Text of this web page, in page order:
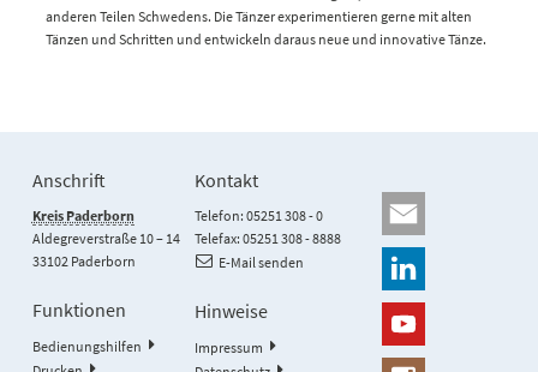
anderen Teilen Schwedens. Die Tänzer experimentieren gerne mit alten
Tänzen und Schritten und entwickeln daraus neue und innovative Tänze.
Anschrift
Kreis Paderborn
Aldegreverstraße 10 – 14
33102 Paderborn
Kontakt
Telefon: 05251 308 - 0
Telefax: 05251 308 - 8888
E-Mail senden
Funktionen
Bedienungshilfen
Hinweise
Impressum